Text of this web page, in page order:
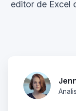
editor de Excel